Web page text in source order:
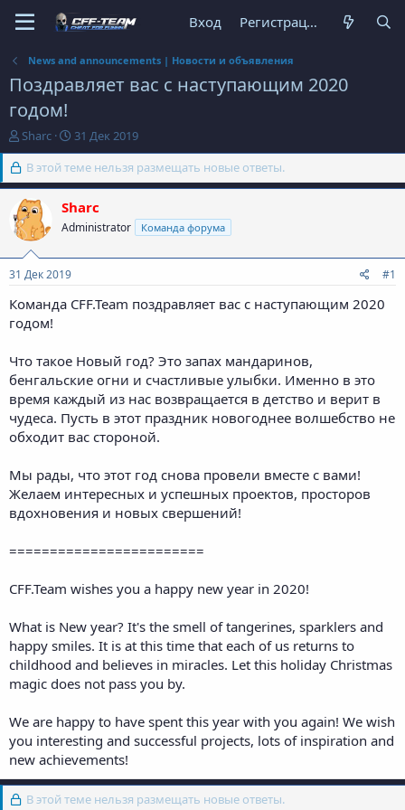
Вход Регистрация
News and announcements | Новости и объявления
Поздравляет вас с наступающим 2020
годом!
А
в
т
о
р
т
е
м
Sharc
Д
а
т
а
а
ч
31 Дек 2019
В этой теме нельзя размещать новые ответы.
Sharc
Administrator Команда форума
31 Дек 2019 #1
Команда CFF.Team поздравляет вас с наступающим 2020
годом!
Что такое Новый год? Это запах мандаринов,
бенгальские огни и счастливые улыбки. Именно в это
время каждый из нас возвращается в детство и верит в
чудеса. Пусть в этот праздник новогоднее волшебство не
обходит вас стороной.
Мы рады, что этот год снова провели вместе с вами!
Желаем интересных и успешных проектов, просторов
вдохновения и новых свершений!
========================
CFF.Team wishes you a happy new year in 2020!
What is New year? It's the smell of tangerines, sparklers and
happy smiles. It is at this time that each of us returns to
childhood and believes in miracles. Let this holiday Christmas
magic does not pass you by.
We are happy to have spent this year with you again! We wish
you interesting and successful projects, lots of inspiration and
new achievements!
В этой теме нельзя размещать новые ответы.